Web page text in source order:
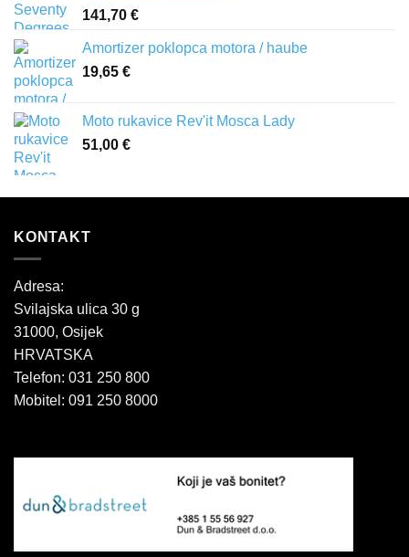
141,70 €
Amortizer poklopca motora / haube
19,65 €
Moto rukavice Rev'it Mosca Lady
51,00 €
KONTAKT
Adresa:
Svilajska ulica 30 g
31000, Osijek
HRVATSKA
Telefon: 031 250 800
Mobitel: 091 250 8000